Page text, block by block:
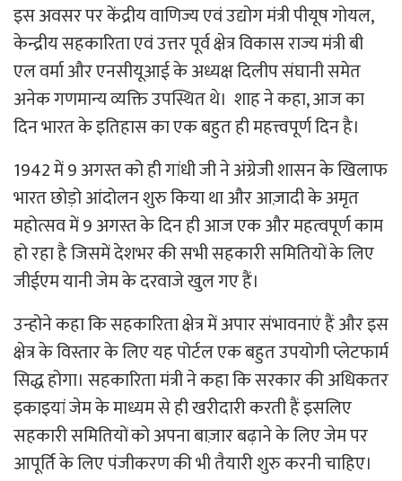
इस अवसर पर केंद्रीय वाणिज्य एवं उद्योग मंत्री पीयूष गोयल,
केन्द्रीय सहकारिता एवं उत्तर पूर्व क्षेत्र विकास राज्य मंत्री बी
एल वर्मा और एनसीयूआई के अध्यक्ष दिलीप संघानी समेत
अनेक गणमान्य व्यक्ति उपस्थित थे। शाह ने कहा, आज का
दिन भारत के इतिहास का एक बहुत ही महत्त्वपूर्ण दिन है।
1942 में 9 अगस्त को ही गांधी जी ने अंग्रेजी शासन के खिलाफ
भारत छोड़ो आंदोलन शुरु किया था और आज़ादी के अमृत
महोत्सव में 9 अगस्त के दिन ही आज एक और महत्वपूर्ण काम
हो रहा है जिसमें देशभर की सभी सहकारी समितियों के लिए
जीईएम यानी जेम के दरवाजे खुल गए हैं।
उन्होने कहा कि सहकारिता क्षेत्र में अपार संभावनाएं हैं और इस
क्षेत्र के विस्तार के लिए यह पोर्टल एक बहुत उपयोगी प्लेटफार्म
सिद्ध होगा। सहकारिता मंत्री ने कहा कि सरकार की अधिकतर
इकाइयां जेम के माध्यम से ही खरीदारी करती हैं इसलिए
सहकारी समितियों को अपना बाज़ार बढ़ाने के लिए जेम पर
आपूर्ति के लिए पंजीकरण की भी तैयारी शुरु करनी चाहिए।